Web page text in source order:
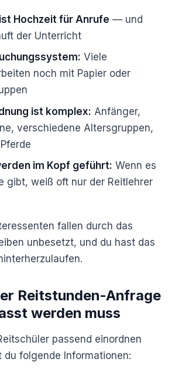
Hochzeit für Anrufe — und
der Unterricht
Viele
noch mit Papier oder
ist komplex: Anfänger,
verschiedene Altersgruppen,
im Kopf geführt: Wenn es
gibt, weiß oft nur der Reitlehrer
fallen durch das
unbesetzt, und du hast das
Reitstunden-Anfrage
werden muss
passend einordnen
du folgende Informationen: